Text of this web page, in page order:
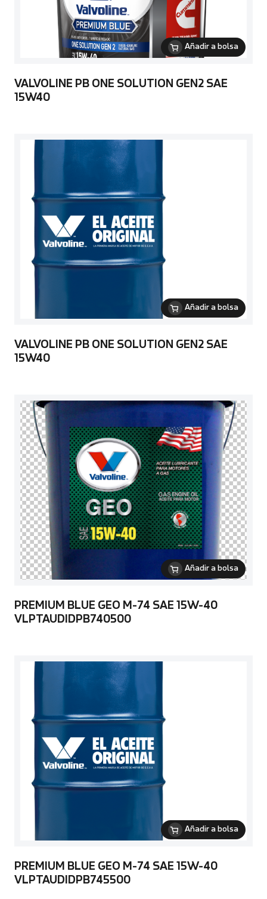
Añadir a bolsa
VALVOLINE PB ONE SOLUTION GEN2 SAE
15W40
Añadir a bolsa
VALVOLINE PB ONE SOLUTION GEN2 SAE
15W40
Añadir a bolsa
PREMIUM BLUE GEO M-74 SAE 15W-40
VLPTAUDIDPB740500
Añadir a bolsa
PREMIUM BLUE GEO M-74 SAE 15W-40
VLPTAUDIDPB745500